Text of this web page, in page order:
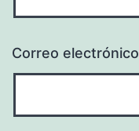
Correo electrónico